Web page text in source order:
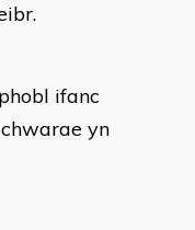
ifanc
yn